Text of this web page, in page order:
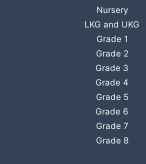
Nursery
LKG and UKG
Grade 1
Grade 2
Grade 3
Grade 4
Grade 5
Grade 6
Grade 7
Grade 8